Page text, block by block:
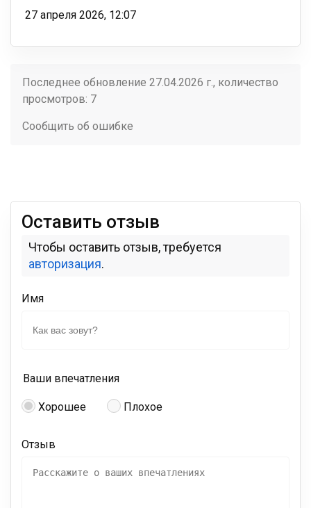
27 апреля 2026, 12:07
Последнее обновление 27.04.2026 г., количество
просмотров: 7
Сообщить об ошибке
Оставить отзыв
Чтобы оставить отзыв, требуется
авторизация.
Имя
Ваши впечатления
Хорошее Плохое
Отзыв